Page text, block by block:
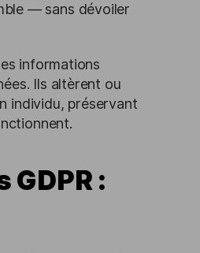
— sans dévoiler
informations
Ils altèrent ou
individu, préservant
: